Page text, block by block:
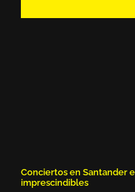
Conciertos en Santander
imprescindibles